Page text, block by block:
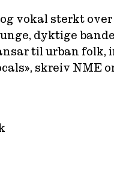
vokal sterkt
dyktige
til urban
skreiv